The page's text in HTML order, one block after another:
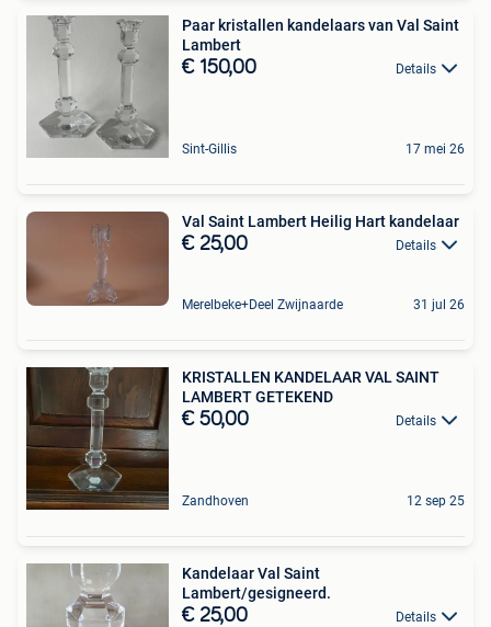
Paar kristallen kandelaars van Val Saint
Lambert
€ 150,00 Details
Sint-Gillis 17 mei 26
Val Saint Lambert Heilig Hart kandelaar
€ 25,00 Details
Merelbeke+Deel Zwijnaarde 31 jul 26
KRISTALLEN KANDELAAR VAL SAINT
LAMBERT GETEKEND
€ 50,00 Details
Zandhoven 12 sep 25
Kandelaar Val Saint
Lambert/gesigneerd.
€ 25,00 Details